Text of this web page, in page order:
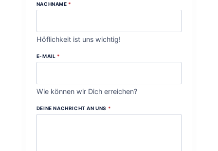
NACHNAME *
Höflichkeit ist uns wichtig!
E-MAIL *
Wie können wir Dich erreichen?
DEINE NACHRICHT AN UNS *